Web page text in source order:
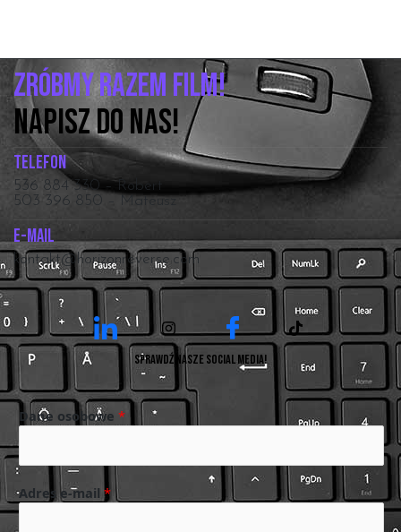
Zróbmy razem film!
NAPISZ DO NAS!
Telefon
536 884 330 – Robert
503 396 850 – Mateusz
E-mail
kontakt@horizonreverse.com
Sprawdź nasze social media!
Dane osobowe *
Adres e-mail *